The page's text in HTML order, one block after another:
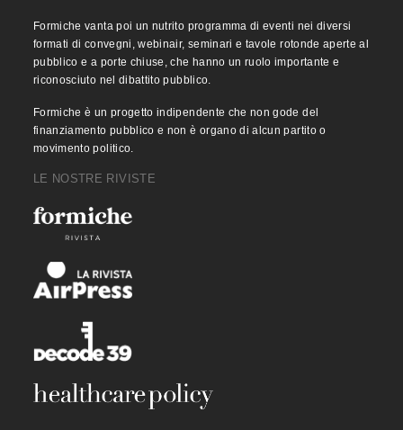
Formiche vanta poi un nutrito programma di eventi nei diversi
formati di convegni, webinair, seminari e tavole rotonde aperte al
pubblico e a porte chiuse, che hanno un ruolo importante e
riconosciuto nel dibattito pubblico.
Formiche è un progetto indipendente che non gode del
finanziamento pubblico e non è organo di alcun partito o
movimento politico.
LE NOSTRE RIVISTE